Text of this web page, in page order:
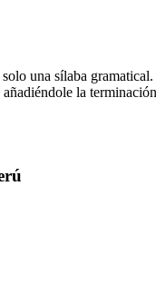
una sílaba
añadiéndole la terminación